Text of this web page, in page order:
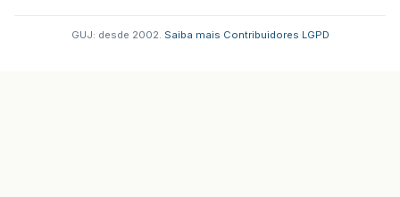
GUJ: desde 2002. Saiba mais Contribuidores LGPD